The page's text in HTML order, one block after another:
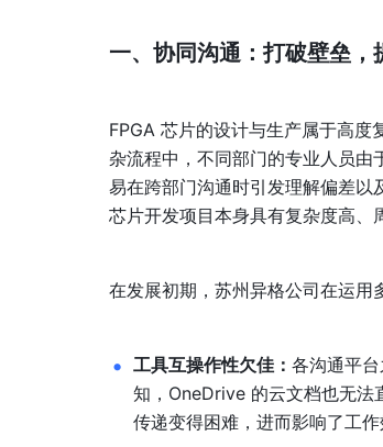
一、协同沟通：打破壁垒，
FPGA 芯片的设计与生产属于高度
杂流程中，不同部门的专业人员由
易在跨部门沟通时引发理解偏差以
芯片开发项目本身具有复杂度高、
在发展初期，苏州异格公司在运用
工具互操作性欠佳： 各沟通平
知，OneDrive 的云文档也无法
传递变得困难，进而影响了工作